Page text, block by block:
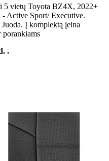
5 vietų Toyota BZ4X, 2022+
Active Sport/ Executive.
Į komplektą įeina
porankiams
.